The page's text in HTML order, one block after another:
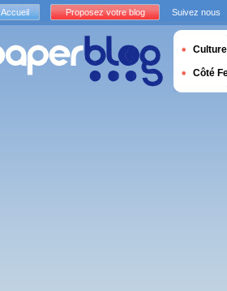
Accueil Proposez votre blog Suivez nous
Culture
Côté